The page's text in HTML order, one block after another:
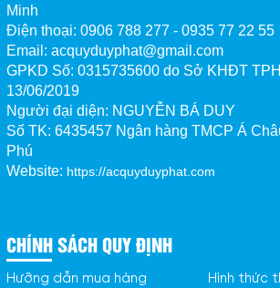
Minh
Điện thoại: 0906 788 277 - 0935 77 22 55
Email: acquyduyphat@gmail.com
GPKD Số: 0315735600 do Sở KHĐT
13/06/2019
Người đại diện: NGUYỄN BÁ DUY
Số TK: 6435457 Ngân hàng TMCP Á
Phú
Website: https://acquyduyphat.com
CHÍNH SÁCH QUY ĐỊNH
Hưỡng dẫn mua hàng
Hình thức